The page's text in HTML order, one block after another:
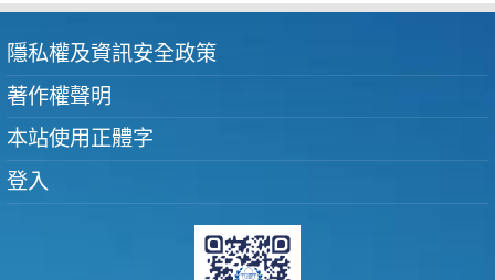
隱私權及資訊安全政策
著作權聲明
本站使用正體字
登入